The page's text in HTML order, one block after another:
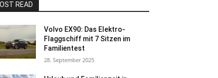
READ
Volvo EX90: Das Elektro-
Flaggschiff mit 7 Sitzen im
Familientest
28. September 2025